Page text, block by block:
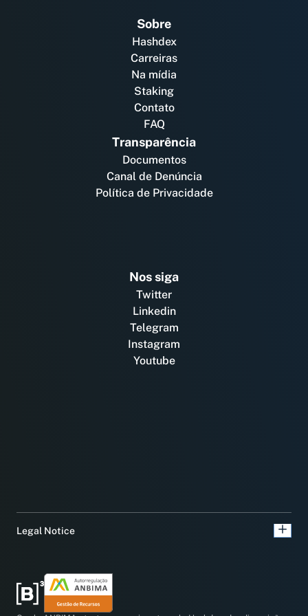
Sobre
Hashdex
Carreiras
Na mídia
Staking
Contato
FAQ
Transparência
Documentos
Canal de Denúncia
Política de Privacidade
Nos siga
Twitter
Linkedin
Telegram
Instagram
Youtube
Legal Notice